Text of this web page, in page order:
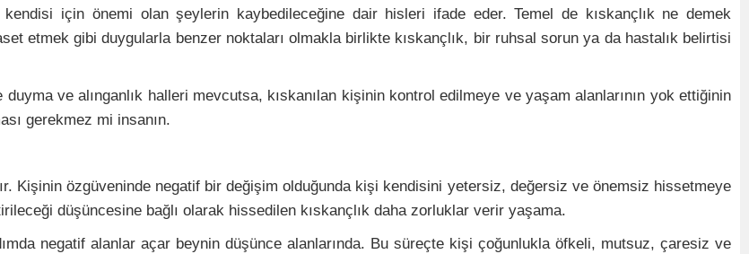
için önemi olan şeylerin kaybedileceğine dair hisleri ifade eder. Temel de kıskançlık ne demek
etmek gibi duygularla benzer noktaları olmakla birlikte kıskançlık, bir ruhsal sorun ya da hastalık belirtisi
ve alınganlık halleri mevcutsa, kıskanılan kişinin kontrol edilmeye ve yaşam alanlarının yok ettiğinin
gerekmez mi insanın.
Kişinin özgüveninde negatif bir değişim olduğunda kişi kendisini yetersiz, değersiz ve önemsiz hissetmeye
düşüncesine bağlı olarak hissedilen kıskançlık daha zorluklar verir yaşama.
negatif alanlar açar beynin düşünce alanlarında. Bu süreçte kişi çoğunlukla öfkeli, mutsuz, çaresiz ve